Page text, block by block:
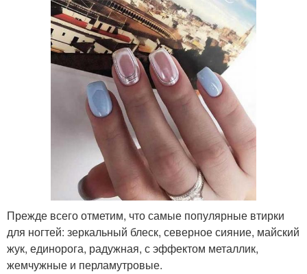
Прежде всего отметим, что самые популярные втирки
для ногтей: зеркальный блеск, северное сияние, майский
жук, единорога, радужная, с эффектом металлик,
жемчужные и перламутровые.